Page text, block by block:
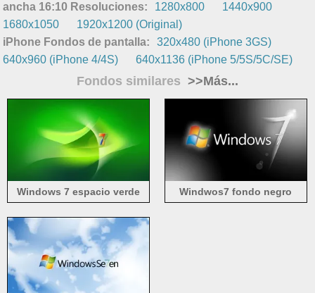
ancha 16:10 Resoluciones:
1280x800
1440x900
1680x1050
1920x1200 (Original)
iPhone Fondos de pantalla:
320x480 (iPhone 3GS)
640x960 (iPhone 4/4S)
640x1136 (iPhone 5/5S/5C/SE)
Fondos similares >>Más...
Windows 7 espacio verde Windwos7 fondo negro